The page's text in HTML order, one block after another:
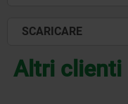
SCARICARE
Altri clienti